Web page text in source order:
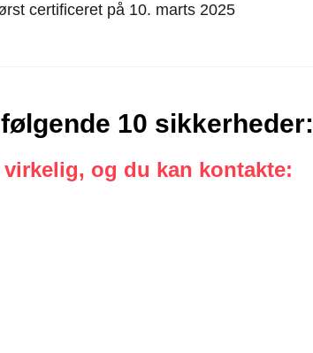
certificeret på 10. marts 2025
10 sikkerheder:
og du kan kontakte: